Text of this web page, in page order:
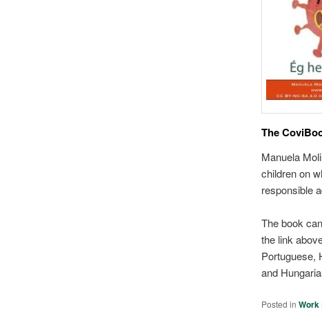
The
Manuela
children on
responsible
The book
the link
Portuguese,
and
Posted in Work